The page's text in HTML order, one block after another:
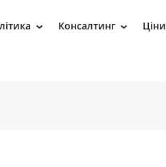
› Консалтинг › Ціни